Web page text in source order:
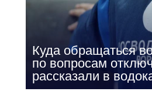
Куда обращаться
по вопросам
рассказали в